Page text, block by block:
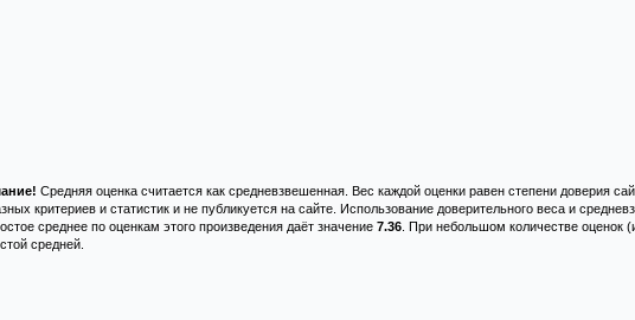
Средняя оценка считается как средневзвешенная. Вес каждой оценки равен степени доверия
критериев и статистик и не публикуется на сайте. Использование доверительного веса и
среднее по оценкам этого произведения даёт значение 7.36 . При небольшом количестве
средней.